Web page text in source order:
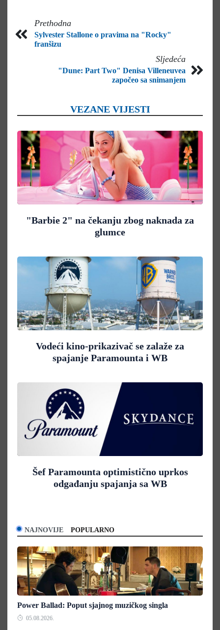
Prethodna
Sylvester Stallone o pravima na "Rocky"
franšizu
Sljedeća
"Dune: Part Two" Denisa Villeneuvea
započeo sa snimanjem
VEZANE VIJESTI
"Barbie 2" na čekanju zbog naknada za
glumce
Vodeći kino-prikazivač se zalaže za
spajanje Paramounta i WB
Šef Paramounta optimistično uprkos
odgađanju spajanja sa WB
NAJNOVIJE POPULARNO
Power Ballad: Poput sjajnog muzičkog singla
05.08.2026.